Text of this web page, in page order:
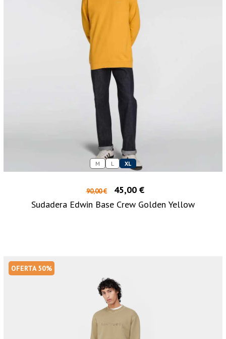
M L XL
90,00 €
45,00 €
Sudadera Edwin Base Crew Golden Yellow
OFERTA 50%